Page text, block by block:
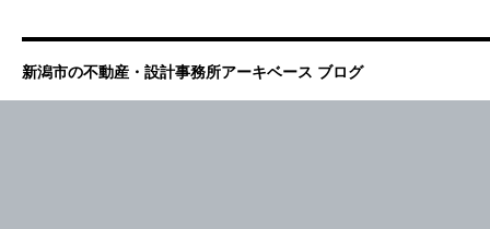
新潟市の不動産・設計事務所アーキベース ブログ